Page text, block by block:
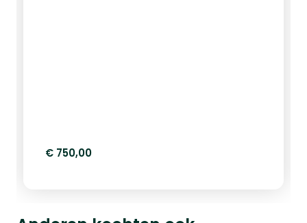
uitgevoerd in kaliber 12 met een
kamerlengte van 12/70, ideaal voor
€ 750,00